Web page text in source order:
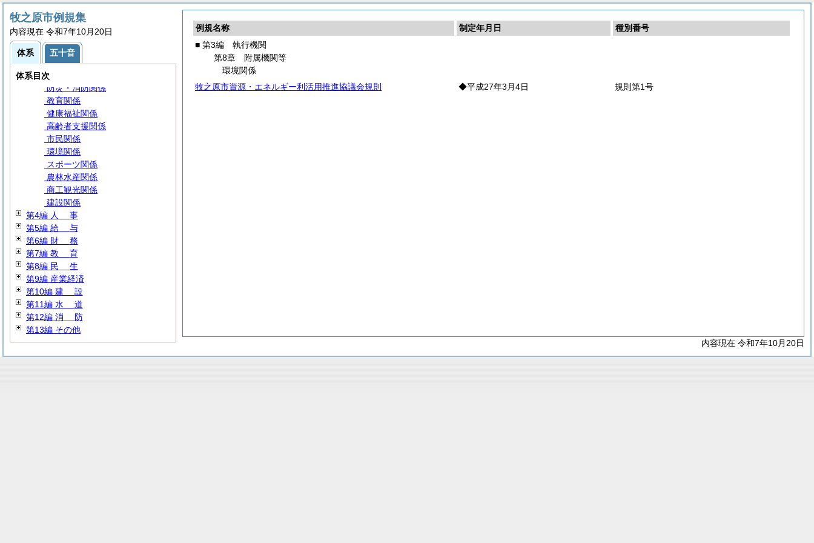
例規名称 制定年月日
種別番号
■ 第3編 執行機関
第8章 附属機関等
環境関係
牧之原市資源・エネルギー利活用推進協議会規則
◆平成27年3月4日 規則第1号
内容現在 令和7年10月20日
牧之原市例規集
内容現在 令和7年10月20日
体系 五十音
体系目次
第5章 農業委員会(第9編第1章に登
載)
第6章 固定資産評価審査委員会
第7章 公平委員会
第8章 附属機関等
総務関係
防災・消防関係
教育関係
健康福祉関係
高齢者支援関係
市民関係
環境関係
スポーツ関係
農林水産関係
商工観光関係
建設関係
第4編 人 事
第5編 給 与
第6編 財 務
第7編 教 育
第8編 民 生
第9編 産業経済
第10編 建 設
第11編 水 道
第12編 消 防
第13編 その他